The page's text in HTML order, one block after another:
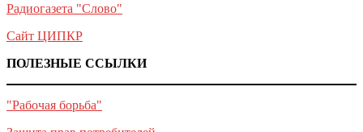
Радиогазета "Слово"
Сайт ЦИПКР
ПОЛЕЗНЫЕ ССЫЛКИ
"Рабочая борьба"